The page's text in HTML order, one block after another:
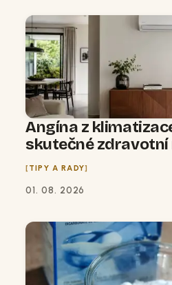
Angína z
skutečné zdravotní
TIPY A RADY
01. 08. 2026